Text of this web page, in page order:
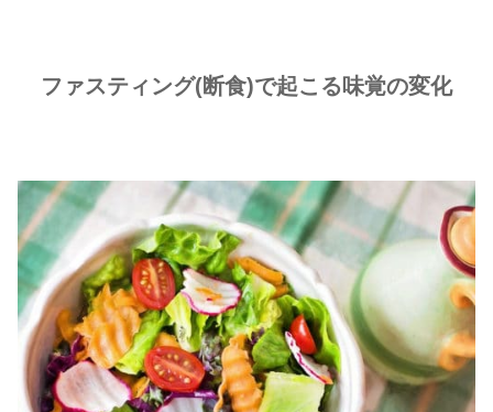
ファスティング(断食)で起こる味覚の変化